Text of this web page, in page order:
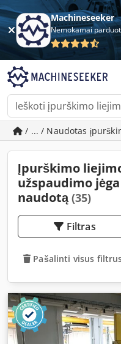
Machineseeker
Nemokamai
/ ... / Naudotas
Įpurškimo
užspaudimo
naudotą(35)
Filtras
Pašalinti visus